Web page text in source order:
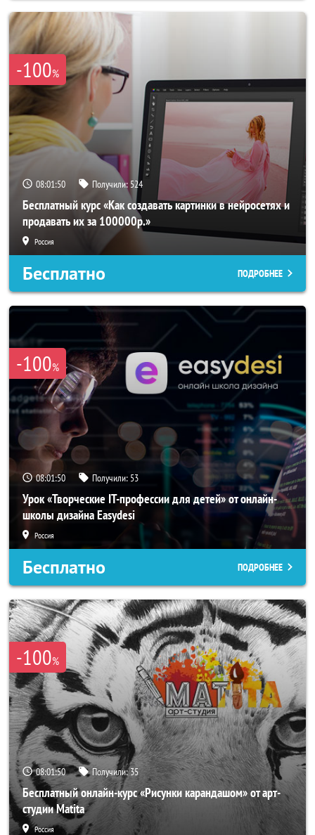
-100%
08:01:48 Получили: 524
Бесплатный курс «Как создавать картинки в нейросетях и
продавать их за 100000р.»
Россия
Бесплатно ПОДРОБНЕЕ
-100%
08:01:48 Получили: 53
Урок «Творческие IT-профессии для детей» от онлайн-
школы дизайна Easydesi
Россия
Бесплатно ПОДРОБНЕЕ
-100%
08:01:48 Получили:35
Бесплатный онлайн-курс «Рисунки карандашом» от арт-
студии Matita
Россия